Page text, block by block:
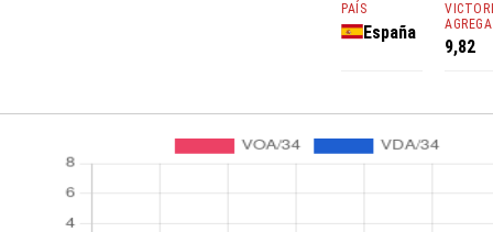
PAÍS
España
9,82